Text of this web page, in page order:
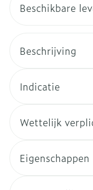
Beschikbare
Beschrijving
Indicatie
Wettelijk
Eigenschappen